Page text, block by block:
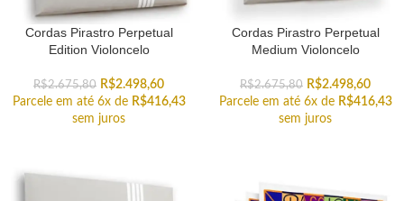
Cordas Pirastro Perpetual
Edition Violoncelo
R$2.675,80 R$2.498,60
Parcele em até 6x de R$416,43
sem juros
Cordas Pirastro Perpetual
Medium Violoncelo
R$2.675,80 R$2.498,60
Parcele em até 6x de R$416,43
sem juros